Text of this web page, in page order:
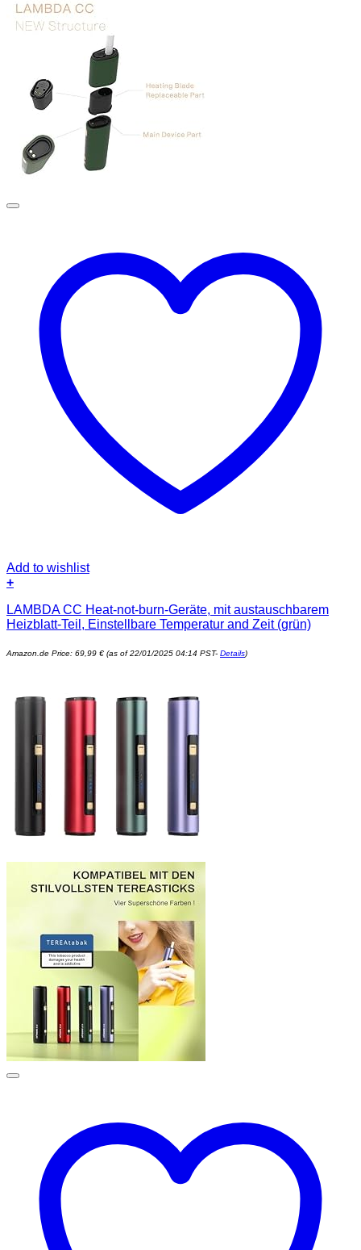
Add to wishlist
+
LAMBDA CC Heat-not-burn-Geräte, mit austauschbarem
Heizblatt-Teil, Einstellbare Temperatur and Zeit (grün)
Amazon.de Price: 69,99 € (as of 22/01/2025 04:14 PST- Details)